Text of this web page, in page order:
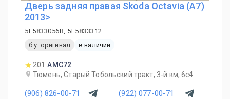
Дверь задняя правая Skoda Octavia (A7)
2013>
5E5833056B, 5E5833312
б.у. оригинал
в наличии
201 AMC72
Тюмень, Старый Тобольский тракт, 3-й км, 6с4
(906) 826-00-71 (922) 077-00-71